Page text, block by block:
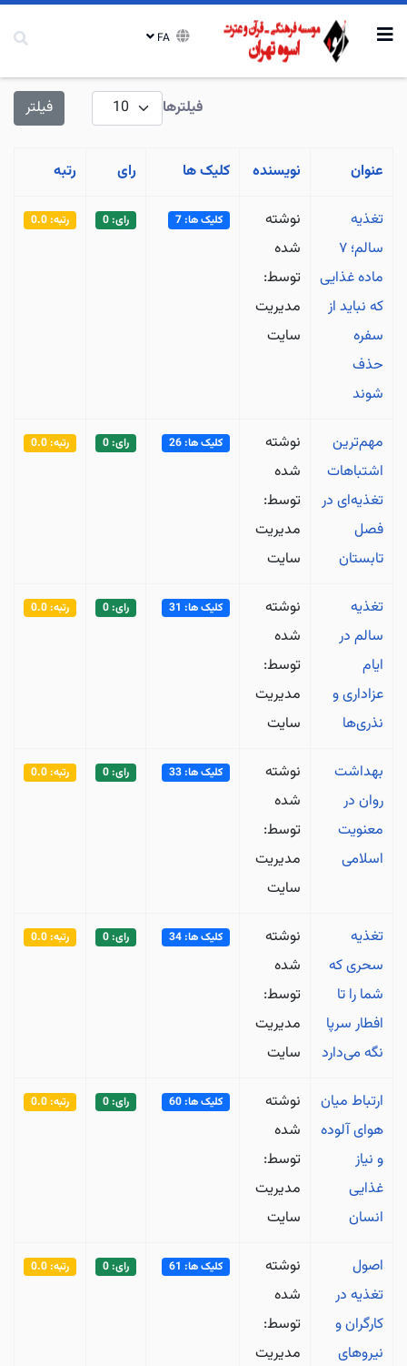
فیلترها نمایش # فیلتر
عنوان نویسنده کلیک ها رای رتبه
تغذیه
سالم؛ ۷
ماده غذایی
که نباید از
سفره
حذف
شوند
نوشته
شده
توسط:
مدیریت
سایت
کلیک ها: 7 رای: 0 رتبه: 0.0
مهم‌ترین
اشتباهات
تغذیه‌ای در
فصل
تابستان
نوشته
شده
توسط:
مدیریت
سایت
کلیک ها: 26 رای: 0 رتبه: 0.0
تغذیه
سالم در
ایام
عزاداری و
نذری‌ها
نوشته
شده
توسط:
مدیریت
سایت
کلیک ها: 31 رای: 0 رتبه: 0.0
بهداشت
روان در
معنویت
اسلامی
نوشته
شده
توسط:
مدیریت
سایت
کلیک ها: 33 رای: 0 رتبه: 0.0
تغذیه
سحری که
شما را تا
افطار سرپا
نگه می‌دارد
نوشته
شده
توسط:
مدیریت
سایت
کلیک ها: 34 رای: 0 رتبه: 0.0
ارتباط میان
هوای آلوده
و نیاز
غذایی
انسان
نوشته
شده
توسط:
مدیریت
سایت
کلیک ها: 60 رای: 0 رتبه: 0.0
اصول
تغذیه در
کارگران و
نیروهای
نوشته
شده
توسط:
مدیریت
کلیک ها: 61 رای: 0 رتبه: 0.0